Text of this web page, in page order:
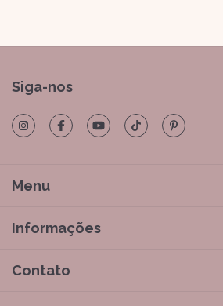
Siga-nos
Menu
Informações
Contato